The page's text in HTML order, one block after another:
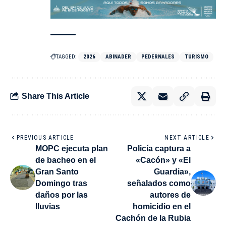
TAGGED: 2026 ABINADER PEDERNALES TURISMO
Share This Article
PREVIOUS ARTICLE
MOPC ejecuta plan
de bacheo en el
Gran Santo
Domingo tras
daños por las
lluvias
NEXT ARTICLE
Policía captura a
«Cacón» y «El
Guardia»,
señalados como
autores de
homicidio en el
Cachón de la Rubia